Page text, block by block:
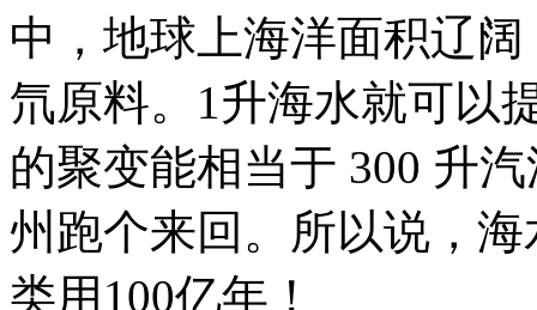
中，地球上海洋面积辽
氘原料。1升海水就可以
的聚变能相当于 300 升
州跑个来回。所以说，
类用100亿年！